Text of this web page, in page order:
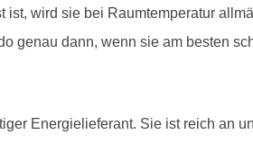
wird sie bei Raumtemperatur
genau dann, wenn sie am besten
Energielieferant. Sie ist reich an